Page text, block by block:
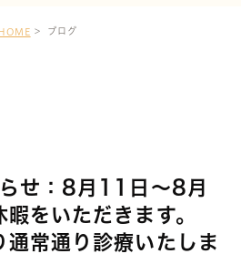
HOME ブログ
せ：8月11日～8月
をいただきます。
常通り診療いたしま